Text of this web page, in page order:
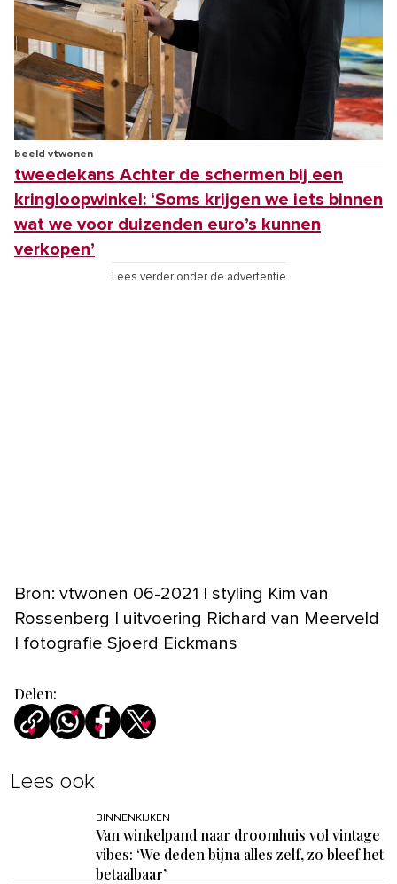
beeld vtwonen
tweedekans Achter de schermen bij een
kringloopwinkel: ‘Soms krijgen we iets binnen
wat we voor duizenden euro’s kunnen
verkopen’
Lees verder onder de advertentie
Bron: vtwonen 06-2021 | styling Kim van
Rossenberg | uitvoering Richard van Meerveld
| fotografie Sjoerd Eickmans
Delen:
Lees ook
BINNENKIJKEN
Van winkelpand naar droomhuis vol vintage
vibes: ‘We deden bijna alles zelf, zo bleef het
betaalbaar’